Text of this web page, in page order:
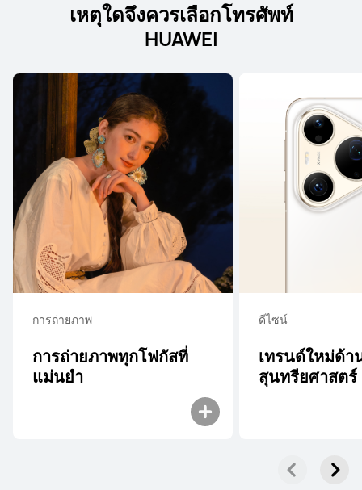
เหตุใดจึงควรเลือกโทรศัพท์
HUAWEI
การถ่ายภาพ
การถ่ายภาพทุกโฟกัสที่
แม่นยํา
ดีไซน์
เทรนด์ใหม่ด้า
สุนทรียศาสตร์